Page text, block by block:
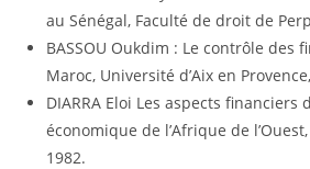
au Sénégal, Faculté de droit de
BASSOU Oukdim : Le contrôle des
Maroc, Université d’Aix en
DIARRA Eloi Les aspects financiers
économique de l’Afrique de
1982.